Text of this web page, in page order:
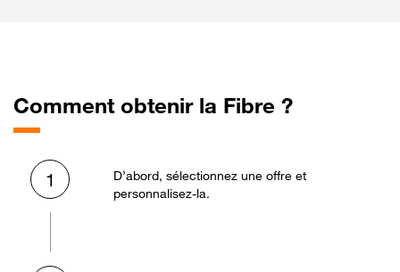
Comment obtenir la Fibre ?
1
D’abord, sélectionnez une offre et
personnalisez-la.